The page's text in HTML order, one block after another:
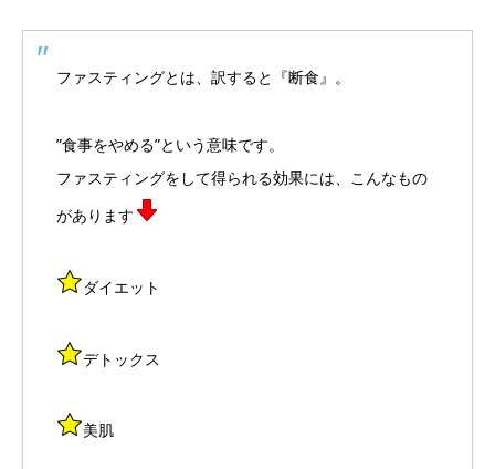
ファスティングとは、訳すると『断食』。
”食事をやめる”という意味です。
ファスティングをして得られる効果には、こんなもの
があります
ダイエット
デトックス
美肌